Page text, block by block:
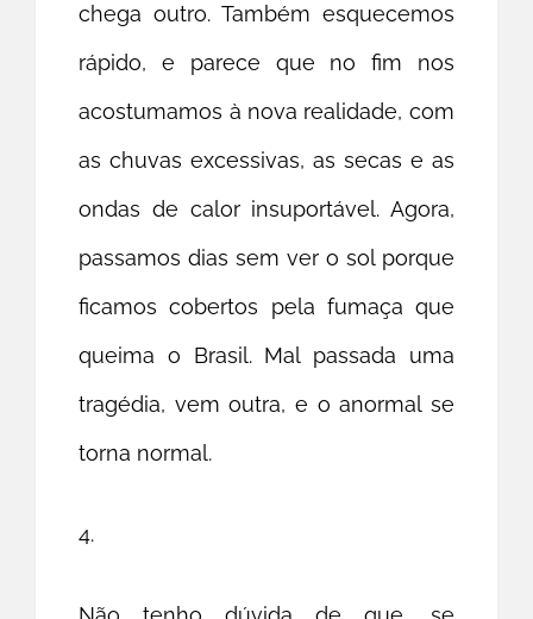
chega outro. Também esquecemos
rápido, e parece que no fim nos
acostumamos à nova realidade, com
as chuvas excessivas, as secas e as
ondas de calor insuportável. Agora,
passamos dias sem ver o sol porque
ficamos cobertos pela fumaça que
queima o Brasil. Mal passada uma
tragédia, vem outra, e o anormal se
torna normal.
4.